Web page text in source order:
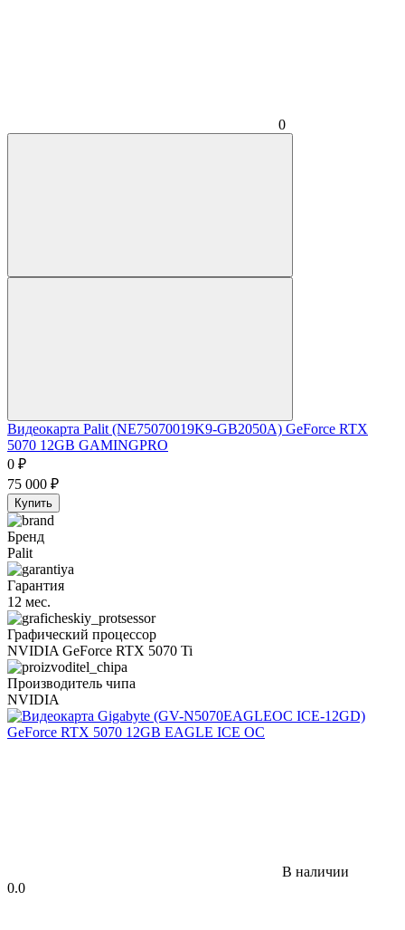
0
Видеокарта Palit (NE75070019K9-GB2050A) GeForce RTX
5070 12GB GAMINGPRO
0 ₽
75 000 ₽
Купить
Бренд
Palit
Гарантия
12 мес.
Графический процессор
NVIDIA GeForce RTX 5070 Ti
Производитель чипа
NVIDIA
В наличии
0.0